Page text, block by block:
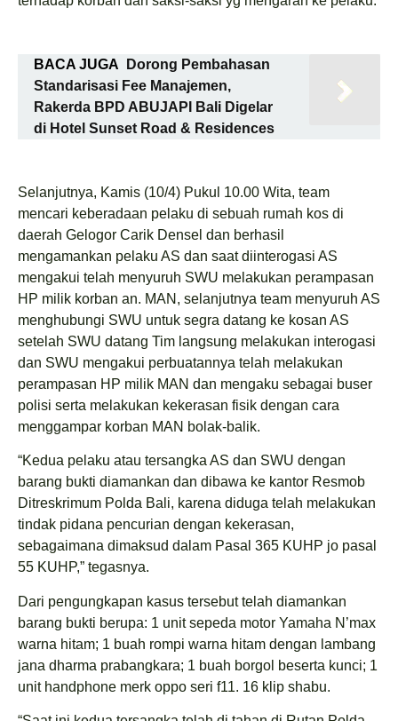
BACA JUGA
Dorong Pembahasan
Standarisasi Fee Manajemen,
Rakerda BPD ABUJAPI Bali Digelar
di Hotel Sunset Road & Residences
Selanjutnya, Kamis (10/4) Pukul 10.00 Wita, team
mencari keberadaan pelaku di sebuah rumah kos di
daerah Gelogor Carik Densel dan berhasil
mengamankan pelaku AS dan saat diinterogasi AS
mengakui telah menyuruh SWU melakukan perampasan
HP milik korban an. MAN, selanjutnya team menyuruh AS
menghubungi SWU untuk segra datang ke kosan AS
setelah SWU datang Tim langsung melakukan interogasi
dan SWU mengakui perbuatannya telah melakukan
perampasan HP milik MAN dan mengaku sebagai buser
polisi serta melakukan kekerasan fisik dengan cara
menggampar korban MAN bolak-balik.
“Kedua pelaku atau tersangka AS dan SWU dengan
barang bukti diamankan dan dibawa ke kantor Resmob
Ditreskrimum Polda Bali, karena diduga telah melakukan
tindak pidana pencurian dengan kekerasan,
sebagaimana dimaksud dalam Pasal 365 KUHP jo pasal
55 KUHP,” tegasnya.
Dari pengungkapan kasus tersebut telah diamankan
barang bukti berupa: 1 unit sepeda motor Yamaha N’max
warna hitam; 1 buah rompi warna hitam dengan lambang
jana dharma prabangkara; 1 buah borgol beserta kunci; 1
unit handphone merk oppo seri f11. 16 klip shabu.